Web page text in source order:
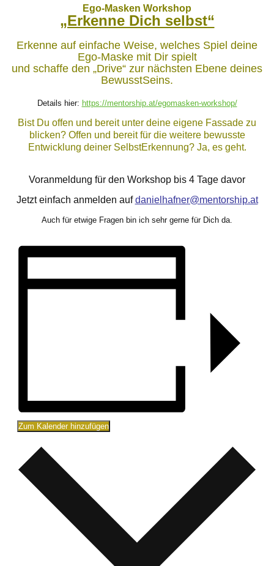
Ego-Masken Workshop
„Erkenne Dich selbst“
Erkenne auf einfache Weise, welches Spiel deine
Ego-Maske mit Dir spielt
und schaffe den „Drive“ zur nächsten Ebene deines
BewusstSeins.
Details hier: https://mentorship.at/egomasken-workshop/
Bist Du offen und bereit unter deine eigene Fassade zu
blicken? Offen und bereit für die weitere bewusste
Entwicklung deiner SelbstErkennung? Ja, es geht.
Voranmeldung für den Workshop bis 4 Tage davor
Jetzt einfach anmelden aufdanielhafner@mentorship.at
Auch für etwige Fragen bin ich sehr gerne für Dich da.
Zum Kalender hinzufügen